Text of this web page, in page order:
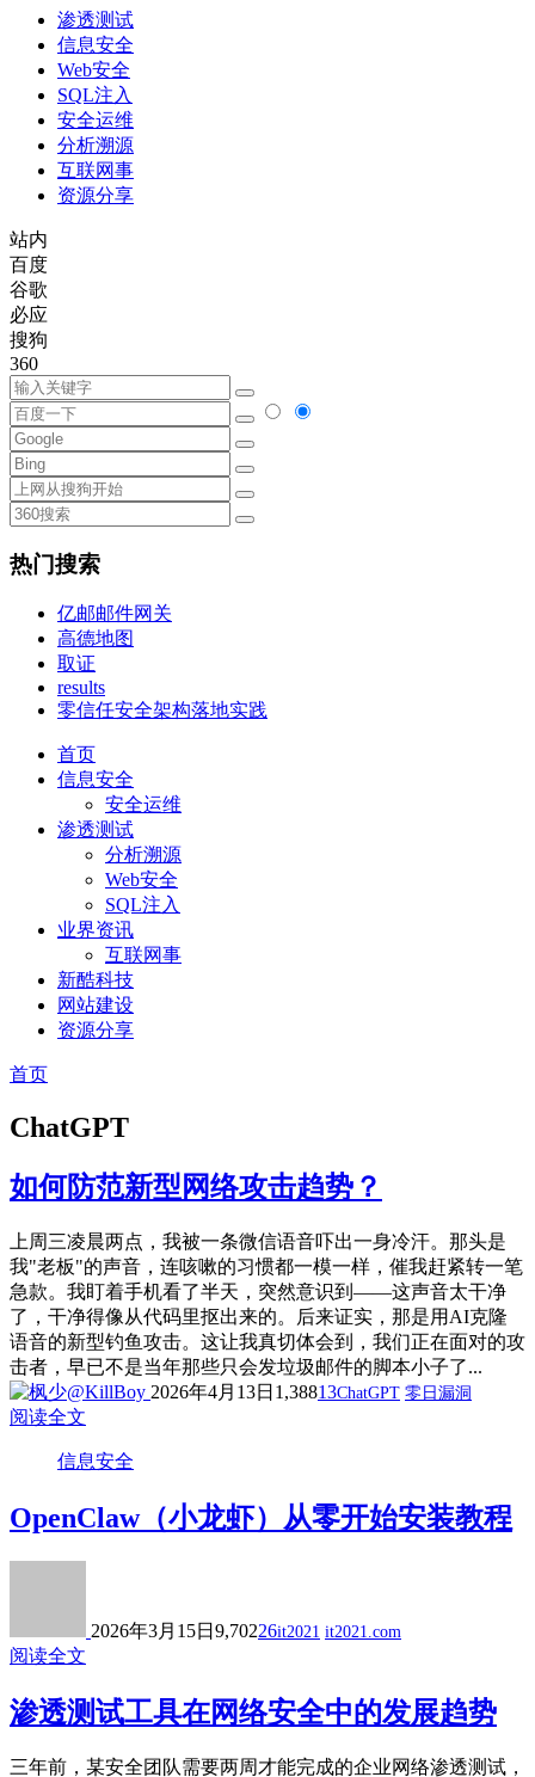
渗透测试
信息安全
Web安全
SQL注入
安全运维
分析溯源
互联网事
资源分享
站内
百度
谷歌
必应
搜狗
360
热门搜索
亿邮邮件网关
高德地图
取证
results
零信任安全架构落地实践
首页
信息安全
安全运维
渗透测试
分析溯源
Web安全
SQL注入
业界资讯
互联网事
新酷科技
网站建设
资源分享
首页
ChatGPT
如何防范新型网络攻击趋势？
上周三凌晨两点，我被一条微信语音吓出一身冷汗。那头是
我"老板"的声音，连咳嗽的习惯都一模一样，催我赶紧转一笔
急款。我盯着手机看了半天，突然意识到——这声音太干净
了，干净得像从代码里抠出来的。后来证实，那是用AI克隆
语音的新型钓鱼攻击。这让我真切体会到，我们正在面对的攻
击者，早已不是当年那些只会发垃圾邮件的脚本小子了...
2026年4月13日 1,38813ChatGPT 零日漏洞
阅读全文
信息安全
OpenClaw（小龙虾）从零开始安装教程
2026年3月15日 9,70226it2021 it2021.com
阅读全文
渗透测试工具在网络安全中的发展趋势
三年前，某安全团队需要两周才能完成的企业网络渗透测试，